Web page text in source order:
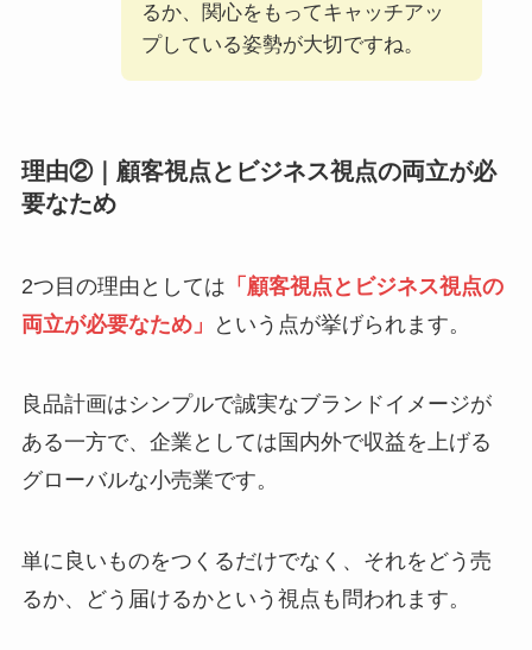
るか、関心をもってキャッチアッ
プしている姿勢が大切ですね。
理由②｜顧客視点とビジネス視点の両立が必
要なため
2つ目の理由としては 「顧客視点とビジネス視点の
両立が必要なため」
という点が挙げられます。
良品計画はシンプルで誠実なブランドイメージが
ある一方で、企業としては国内外で収益を上げる
グローバルな小売業です。
単に良いものをつくるだけでなく、それをどう売
るか、どう届けるかという視点も問われます。